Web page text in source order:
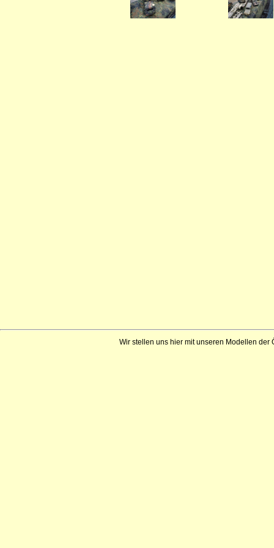
Wir stellen uns hier mit unseren Modellen der